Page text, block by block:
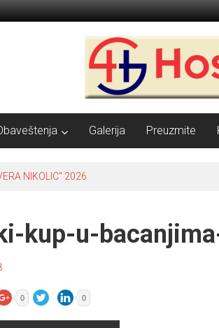
Galerija Preuzmite
NIKOLIC“ 2026
kup-u-
0 0